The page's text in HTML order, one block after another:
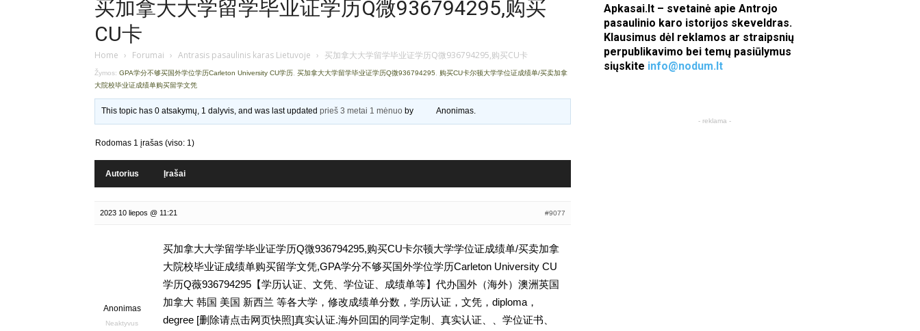
买加拿大大学留学毕业证学历Q微936794295,购买
CU卡
Home › Forumai › Antrasis pasaulinis karas Lietuvoje › 买加拿大大学留学毕业证学历Q微936794295,购买CU卡
Žymos: GPA学分不够买国外学位学历Carleton University CU学历 买加拿大大学留学毕业证学历Q微936794295
购买CU卡尔顿大学学位证成绩单/买卖加拿
大院校毕业证成绩单购买留学文凭
This topic has 0 atsakymų, 1 dalyvis, and was last updatedprieš 3 metai 1 mėnuo by Anonimas.
Rodomas 1 įrašas (viso: 1)
Autorius Įrašai
2023 10 liepos @ 11:21 #9077
Anonimas
Neaktyvus
买加拿大大学留学毕业证学历Q微936794295,购买CU卡尔顿大学学位证成绩单/买卖加拿
大院校毕业证成绩单购买留学文凭,GPA学分不够买国外学位学历Carleton University CU
学历Q薇936794295【学历认证、文凭、学位证、成绩单等】代办国外（海外）澳洲英国
加拿大 韩国 美国 新西兰 等各大学，修改成绩单分数，学历认证，文凭，diploma，
degree [删除请点击网页快照]真实认证.海外回囯的同学定制、真实认证、、学位证书、
Apkasai.lt – svetainė apie Antrojo
pasaulinio karo istorijos skeveldras.
Klausimus dėl reklamos ar straipsnių
perpublikavimo bei temų pasiūlymus
siųskite info@nodum.lt
- reklama -